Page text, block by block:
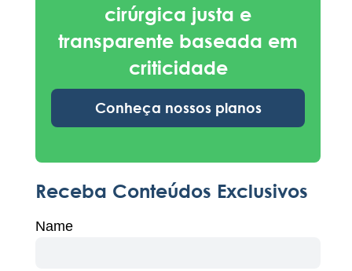
cirúrgica justa e
transparente baseada em
criticidade
Conheça nossos planos
Receba Conteúdos Exclusivos
Name